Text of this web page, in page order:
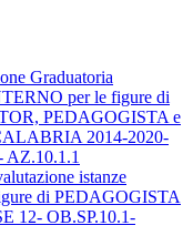
Graduatoria
per le figure di
PEDAGOGISTA e
2014-2020-
AZ.10.1.1
istanze
di PEDAGOGISTA
12- OB.SP.10.1-